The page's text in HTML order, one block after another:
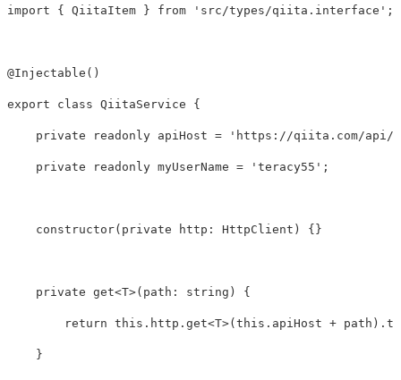
import { QiitaItem } from ' src/types/qiita.interface ' ;
@Injectable ()
export class QiitaService {
private readonly apiHost = ' https://qiita.com/api/
private readonly myUserName = ' teracy55 ' ;
constructor( private http : HttpClient ) {}
private get<T>( path : string ) {
return this . http . get<T>( this . apiHost + path ).
}